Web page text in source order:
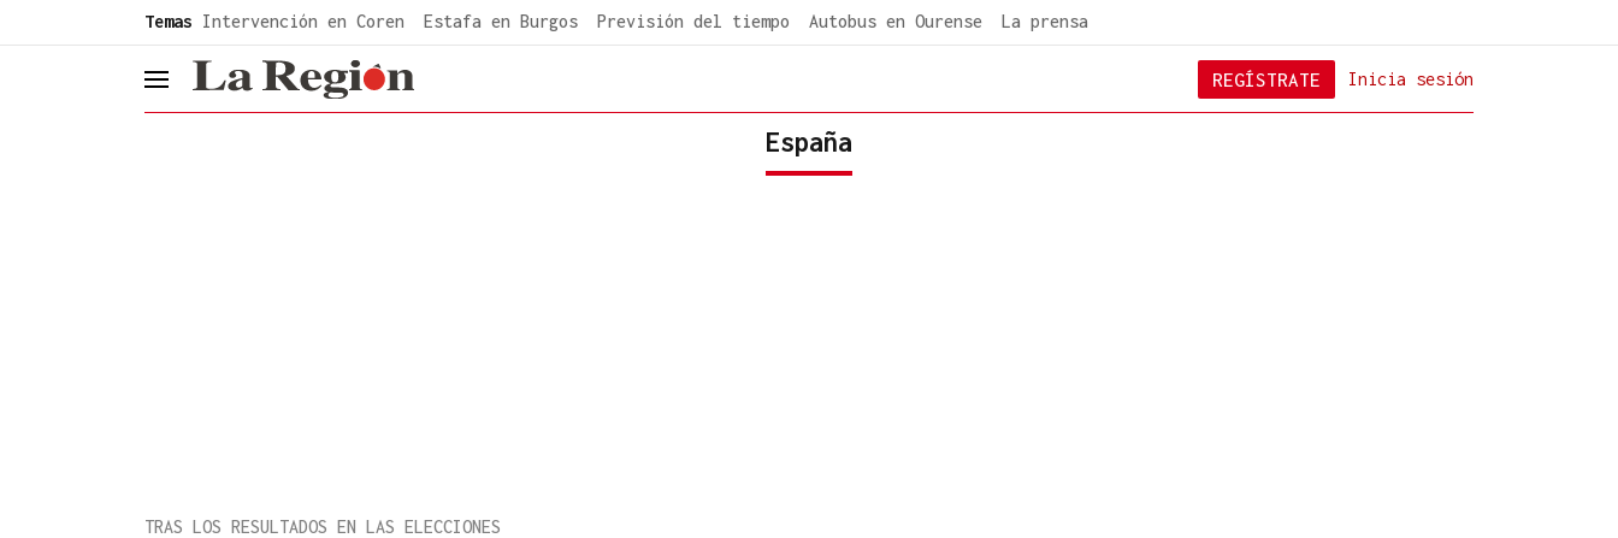
Temas Intervención en Coren Estafa en Burgos Previsión del tiempo Autobus en Ourense La prensa
header.menu.open Inicia sesión
REGÍSTRATE
España
TRAS LOS RESULTADOS EN LAS ELECCIONES